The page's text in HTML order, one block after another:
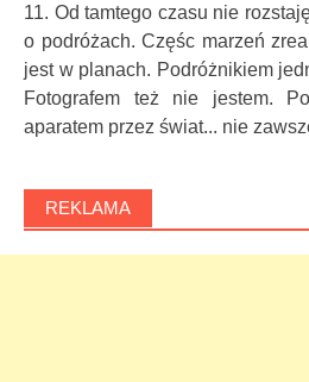
11. Od tamtego czasu nie
o podróżach. Częśc marzeń
jest w planach. Podróżnikiem
Fotografem też nie jestem.
aparatem przez świat... nie
REKLAMA